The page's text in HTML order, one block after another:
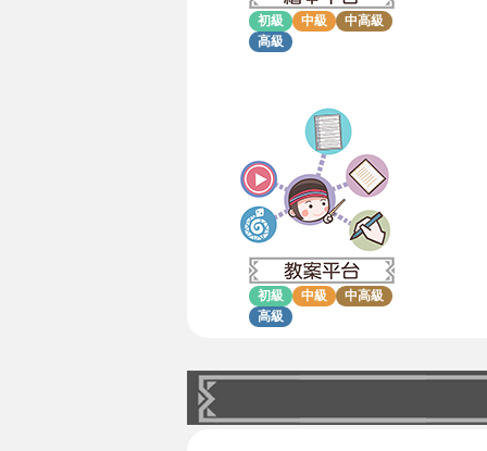
初級 中級
中高級
高級
初級 中級
中高級
高級